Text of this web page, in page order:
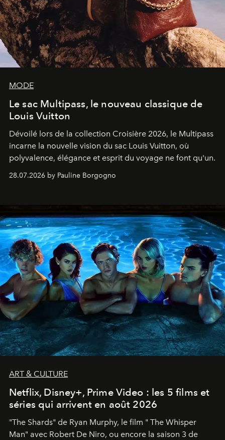
MODE
Le sac Multipass, le nouveau classique de
Louis Vuitton
Dévoilé lors de la collection Croisière 2026, le Multipass
incarne la nouvelle vision du sac Louis Vuitton, où
polyvalence, élégance et esprit du voyage ne font qu'un.
28.07.2026 by Pauline Borgogno
ART & CULTURE
Netflix, Disney+, Prime Video : les 5 films et
séries qui arrivent en août 2026
"The Shards" de Ryan Murphy, le film " The Whisper
Man" avec Robert De Niro, ou encore la saison 3 de